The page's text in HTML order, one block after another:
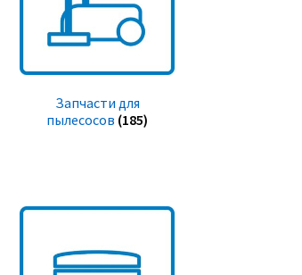
Запчасти для
пылесосов (185)